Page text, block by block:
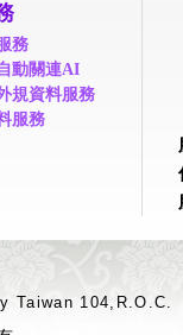
務
動關連AI
規資料服務
服務
Taiwan 104,R.O.C.